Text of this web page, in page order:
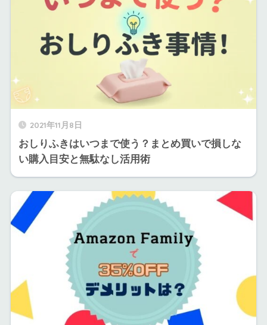
2021年11月8日
おしりふきはいつまで使う？まとめ買いで損しな
い購入目安と無駄なし活用術